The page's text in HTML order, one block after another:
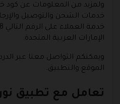
ولمزيد من المعلومات عن
خدمات الشحن والتوصيل
الإمارات العربية المتحدة.
ويمكنكم التواصل معنا عبر
الموقع والتطبيق.
تعامل مع تطبيق